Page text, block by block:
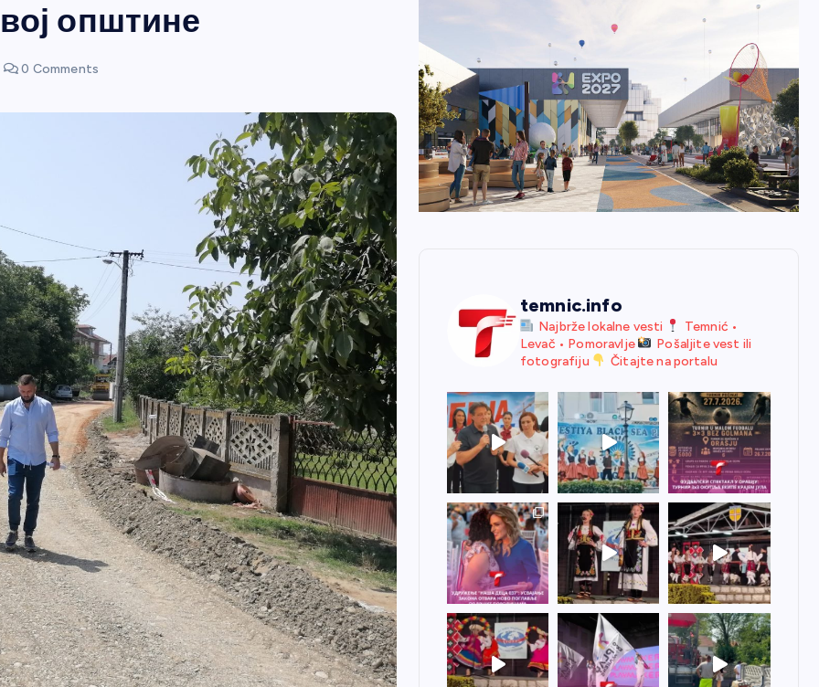
општине
0 Comments
temnic.info
Najbrže lokalne vesti
Temnić •
Levač • Pomoravlje
Pošaljite vest ili
fotografiju
Čitajte na portalu